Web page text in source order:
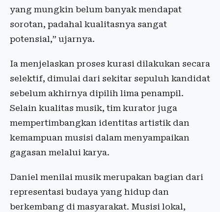
yang mungkin belum banyak mendapat
sorotan, padahal kualitasnya sangat
potensial,” ujarnya.
Ia menjelaskan proses kurasi dilakukan secara
selektif, dimulai dari sekitar sepuluh kandidat
sebelum akhirnya dipilih lima penampil.
Selain kualitas musik, tim kurator juga
mempertimbangkan identitas artistik dan
kemampuan musisi dalam menyampaikan
gagasan melalui karya.
Daniel menilai musik merupakan bagian dari
representasi budaya yang hidup dan
berkembang di masyarakat. Musisi lokal,